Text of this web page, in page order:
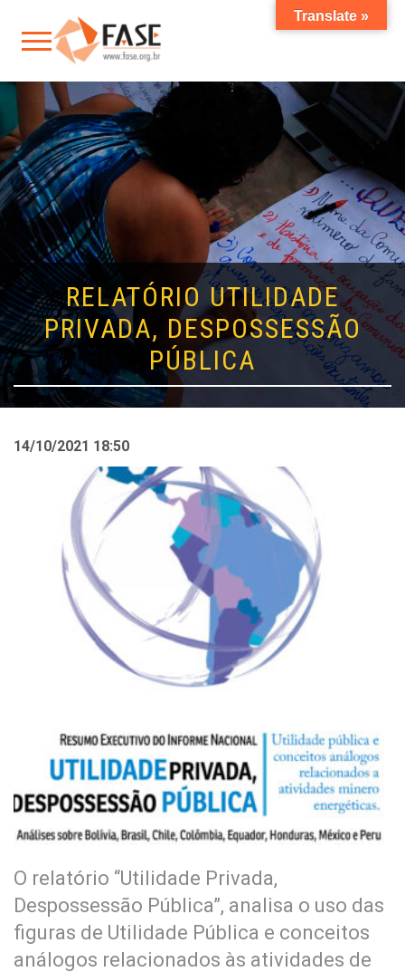
RELATÓRIO UTILIDADE
PRIVADA, DESPOSSESSÃO
PÚBLICA
14/10/2021 18:50
O relatório “Utilidade Privada,
Despossessão Pública”, analisa o uso das
figuras de Utilidade Pública e conceitos
análogos relacionados às atividades de
Translate »